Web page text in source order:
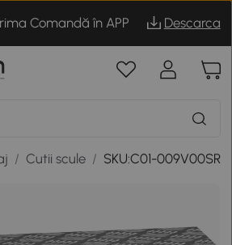
Comandă în APP Descarca
/ Cutii scule / SKU:C01-009V00SR